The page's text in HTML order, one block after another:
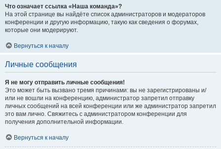
Что означает ссылка «Наша команда»?
На этой странице вы найдёте список администраторов и модераторов
конференции и другую информацию, такую как сведения о форумах,
которые они модерируют.
Вернуться к началу
Личные сообщения
Я не могу отправить личные сообщения!
Это может быть вызвано тремя причинами: вы не зарегистрированы и/
или не вошли на конференцию, администратор запретил отправку
личных сообщений на всей конференции или же администратор запретил
это вам лично. Свяжитесь с администратором конференции для
получения дополнительной информации.
Вернуться к началу